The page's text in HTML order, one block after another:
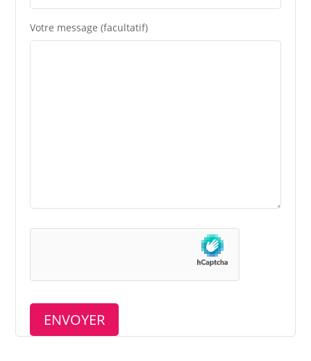
Votre message (facultatif)